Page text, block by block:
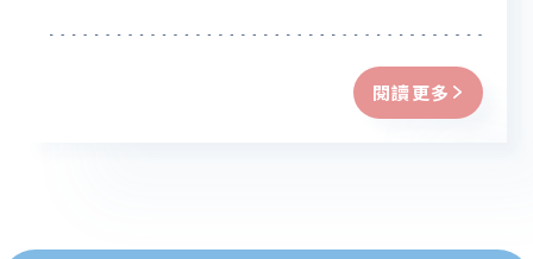
閱讀更多